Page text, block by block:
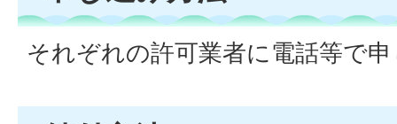
それぞれの許可業者に電話等で